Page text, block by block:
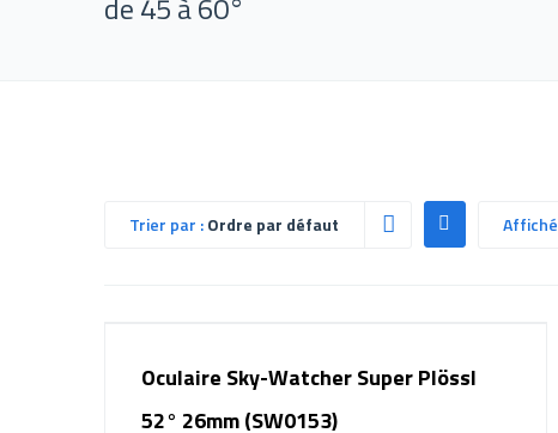
Trier par :Ordre par défaut Affiché
Oculaire Sky-Watcher Super Plössl
52° 26mm (SW0153)